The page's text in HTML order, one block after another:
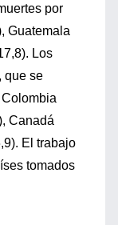
por
Guatemala
Los
que se
Canadá
El trabajo
tomados